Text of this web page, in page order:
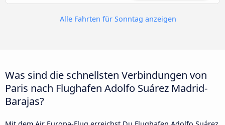
Alle Fahrten für Sonntag anzeigen
Was sind die schnellsten Verbindungen von
Paris nach Flughafen Adolfo Suárez Madrid-
Barajas?